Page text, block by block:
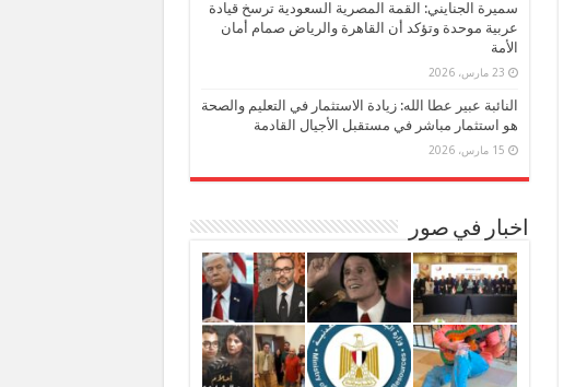
سميرة الجنايني: القمة المصرية السعودية ترسخ قيادة
عربية موحدة وتؤكد أن القاهرة والرياض صمام أمان
الأمة
23 مارس، 2026
النائبة عبير عطا الله: زيادة الاستثمار في التعليم والصحة
هو استثمار مباشر في مستقبل الأجيال القادمة
15 مارس، 2026
اخبار في صور